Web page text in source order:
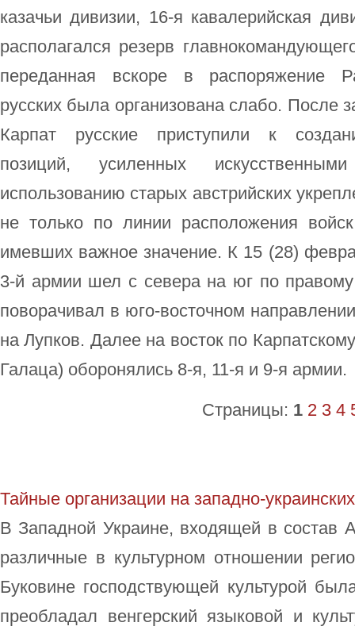
казачьи дивизии, 16-я кавалерийская
располагался резерв
переданная вскоре в распоряжение
русских была организована слабо. После
Карпат русские приступили к
позиций, усиленных
использованию старых австрийских
не только по линии расположения
имевших важное значение. К 15 (28)
3-й армии шел с севера на юг по
поворачивал в юго-восточном
на Лупков. Далее на восток по
Галаца) оборонялись 8-я, 11-я и 9-я армии.
Страницы: 1 2 3 4
Тайные организации на западно-
В Западной Украине, входящей в состав
различные в культурном отношении
Буковине господствующей культурой
преобладал венгерский языковой и